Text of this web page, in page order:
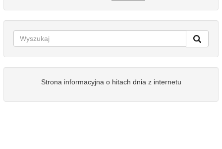
Strona informacyjna o hitach dnia z internetu